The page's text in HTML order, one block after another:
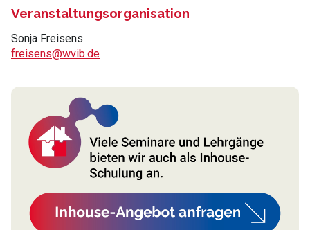
Veranstaltungsorganisation
Sonja Freisens
freisens@wvib.de